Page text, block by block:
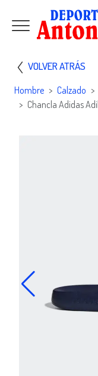
VOLVER ATRÁS
Hombre Calzado
Chancla Adidas